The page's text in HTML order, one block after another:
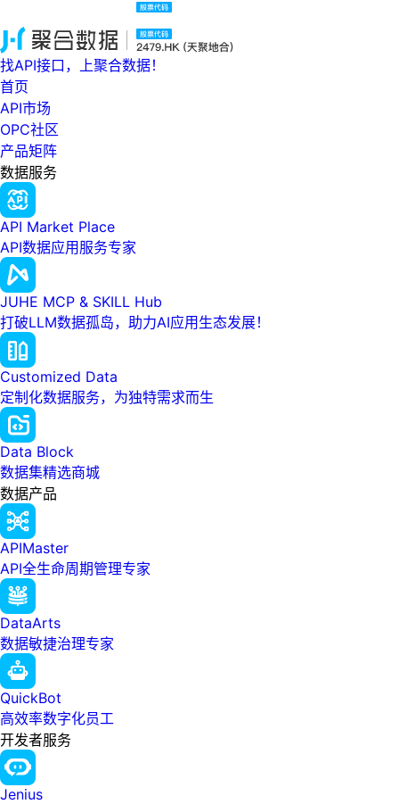
找API接口，上聚合数据！
首页
API市场
OPC社区
产品矩阵
数据服务
API Market Place
API数据应用服务专家
JUHE MCP & SKILL Hub
打破LLM数据孤岛，助力AI应用生态发展！
Customized Data
定制化数据服务，为独特需求而生
Data Block
数据集精选商城
数据产品
APIMaster
API全生命周期管理专家
DataArts
数据敏捷治理专家
QuickBot
高效率数字化员工
开发者服务
Jenius